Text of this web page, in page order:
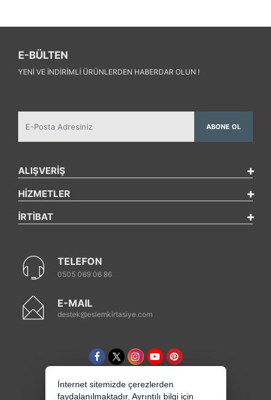
E-BÜLTEN
YENI VE INDIRIMLI ÜRÜNLERDEN HABERDAR OLUN !
ABONE OL
ALIŞVERİŞ
HİZMETLER
İRTİBAT
TELEFON
0505 069 06 86
E-MAIL
destek@eslemkirtasiye.com
İnternet sitemizde çerezlerden
faydalanılmaktadır. Ayrıntılı bilgi için